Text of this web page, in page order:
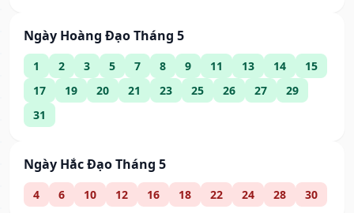
Ngày Hoàng Đạo Tháng 5
1 2 3 5 7 8 9 11 13 14
15
17
19 20 21 23 25 26 27
29
31
Ngày Hắc Đạo Tháng 5
4 6 10 12 16 18 22 24 28 30